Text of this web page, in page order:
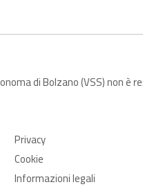
di Bolzano (VSS) non
Privacy
Cookie
Informazioni legali